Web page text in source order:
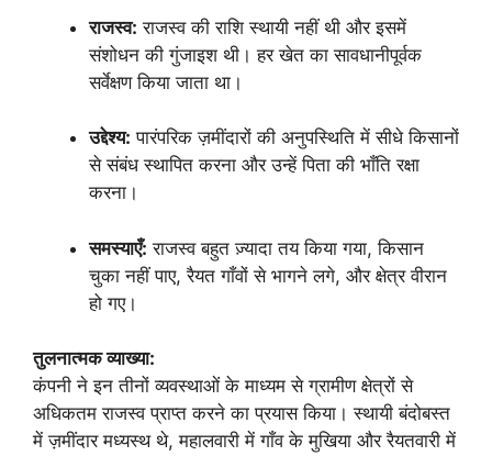
राजस्व: राजस्व की राशि स्थायी नहीं थी और इसमें
संशोधन की गुंजाइश थी। हर खेत का सावधानीपूर्वक
सर्वेक्षण किया जाता था।
उद्देश्य: पारंपरिक ज़मींदारों की अनुपस्थिति में सीधे किसानों
से संबंध स्थापित करना और उन्हें पिता की भाँति रक्षा
करना।
समस्याएँ: राजस्व बहुत ज़्यादा तय किया गया, किसान
चुका नहीं पाए, रैयत गाँवों से भागने लगे, और क्षेत्र वीरान
हो गए।
तुलनात्मक व्याख्या:
कंपनी ने इन तीनों व्यवस्थाओं के माध्यम से ग्रामीण क्षेत्रों से
अधिकतम राजस्व प्राप्त करने का प्रयास किया। स्थायी बंदोबस्त
में ज़मींदार मध्यस्थ थे, महालवारी में गाँव के मुखिया और रैयतवारी में